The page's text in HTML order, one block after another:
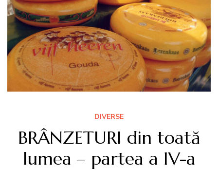
DIVERSE
BRÂNZETURI din toată
lumea – partea a IV-a